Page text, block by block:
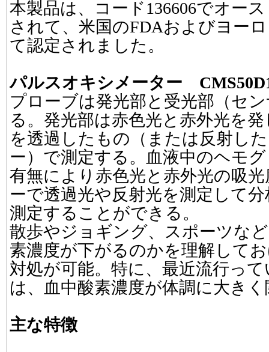
本製品は、コード136606でオー
されて、米国のFDAおよびヨー
て認定されました。
パルスオキシメーター
プローブは発光部と受光部（セ
る。発光部は赤色光と赤外光を
を透過したもの（または反射し
ー）で測定する。血液中のヘモ
有無により赤色光と赤外光の吸
ーで透過光や反射光を測定して
測定することができる。
散歩やジョギング、スポーツな
素濃度が下がるのかを理解して
対処が可能。特に、最近流行っ
は、血中酸素濃度が体調に大き
主な特徴